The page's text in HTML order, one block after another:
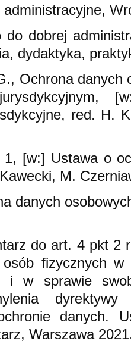
do dobrej
dydaktyka,
Ochrona danych
red. H.
[w:] Ustawa o
M.
danych
do art. 4 pkt 2
fizycznych w
i w sprawie
danych.
Warszawa